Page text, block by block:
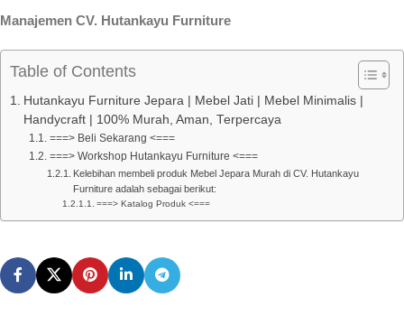
Manajemen CV. Hutankayu Furniture
Table of Contents
Hutankayu Furniture Jepara | Mebel Jati | Mebel Minimalis |
Handycraft | 100% Murah, Aman, Terpercaya
===> Beli Sekarang <===
===> Workshop Hutankayu Furniture <===
Kelebihan membeli produk Mebel Jepara Murah di CV. Hutankayu
Furniture adalah sebagai berikut:
===> Katalog Produk <===